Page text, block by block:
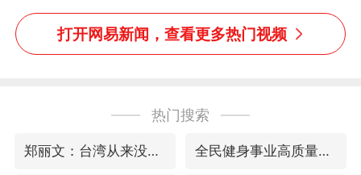
些不一样
风口未延伸到外墙
打开网易新闻，查看更多热门视频
热门搜索
郑丽文：台湾从来没有“独立”过 全民健身事业高质量发展